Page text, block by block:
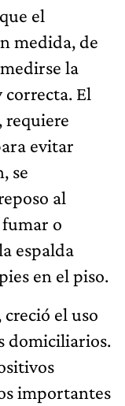
el
medida, de
la
El
requiere
evitar
se
al
o
espalda
en el piso.
el uso
domiciliarios.
importantes